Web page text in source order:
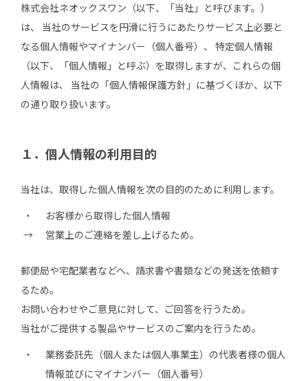
株式会社ネオックスワン（以下、「当社」と呼びます。）
は、 当社のサービスを円滑に行うにあたりサービス上必要と
なる個人情報やマイナンバー（個人番号）、 特定個人情報
（以下、「個人情報」と呼ぶ）を取得しますが、これらの個
人情報は、 当社の「個人情報保護方針」に基づくほか、以下
の通り取り扱います。
１．個人情報の利用目的
当社は、取得した個人情報を次の目的のために利用します。
お客様から取得した個人情報
営業上のご連絡を差し上げるため。
郵便局や宅配業者などへ、請求書や書類などの発送を依頼す
るため。
お問い合わせやご意見に対して、ご回答を行うため。
当社がご提供する製品やサービスのご案内を行うため。
業務委託先（個人または個人事業主）の代表者様の個人
情報並びにマイナンバー（個人番号）